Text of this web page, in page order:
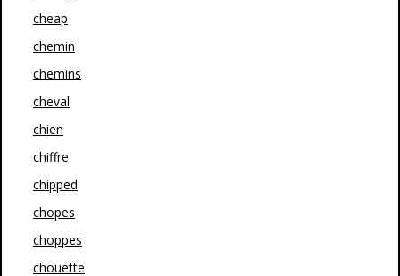
cheap
chemin
chemins
cheval
chien
chiffre
chipped
chopes
choppes
chouette